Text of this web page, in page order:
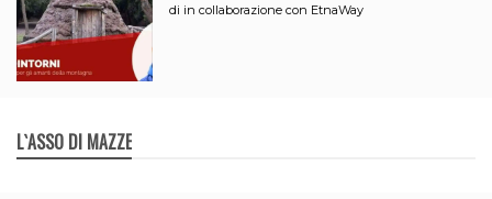
di in collaborazione con EtnaWay
L`ASSO DI MAZZE